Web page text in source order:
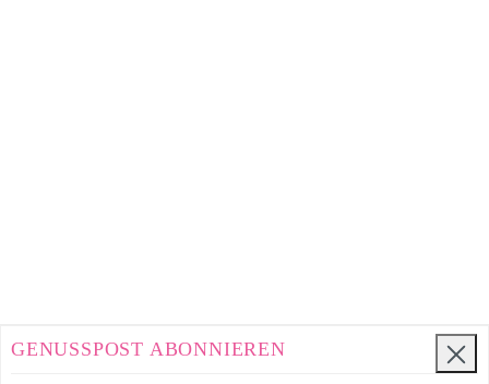
GENUSSPOST ABONNIEREN